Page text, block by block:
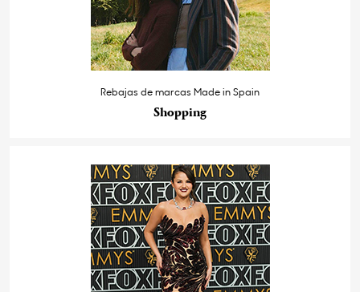
Rebajas de marcas Made in Spain
Shopping